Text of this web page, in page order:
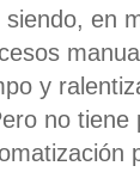
siendo, en
y
no tiene